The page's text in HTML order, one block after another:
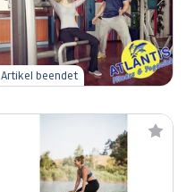
Artikel beendet